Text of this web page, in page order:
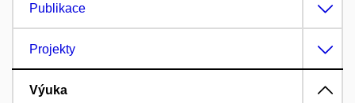
Publikace
Projekty
Výuka